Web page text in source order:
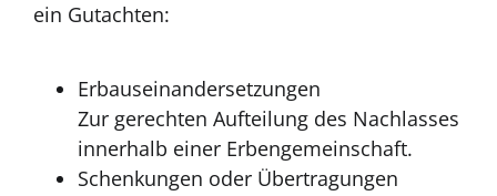
ein Gutachten:
Erbauseinandersetzungen
Zur gerechten Aufteilung des Nachlasses
innerhalb einer Erbengemeinschaft.
Schenkungen oder Übertragungen